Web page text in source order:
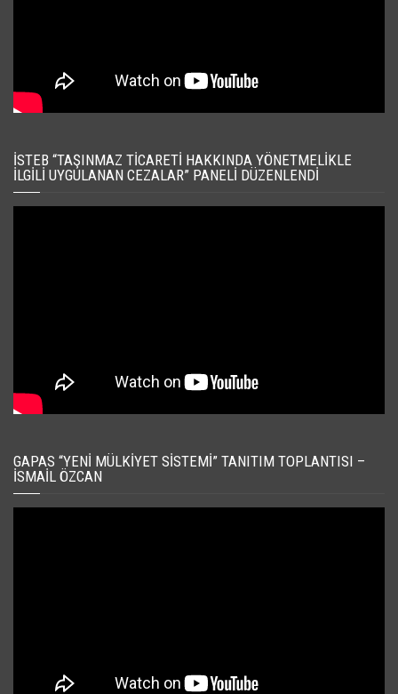
İSTEB “TAŞINMAZ TICARETI HAKKINDA YÖNETMELIKLE
İLGILI UYGULANAN CEZALAR” PANELI DÜZENLENDI
GAPAS “YENI MÜLKIYET SISTEMI” TANITIM TOPLANTISI –
İSMAIL ÖZCAN